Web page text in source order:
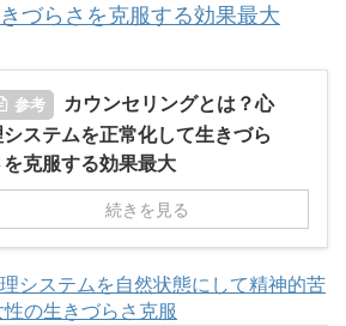
づらさを克服する効果最大
参考
カウンセリングとは？心
ステムを正常化して生きづら
を克服する効果最大
続きを見る
システムを自然状態にして精神的苦
の生きづらさ克服